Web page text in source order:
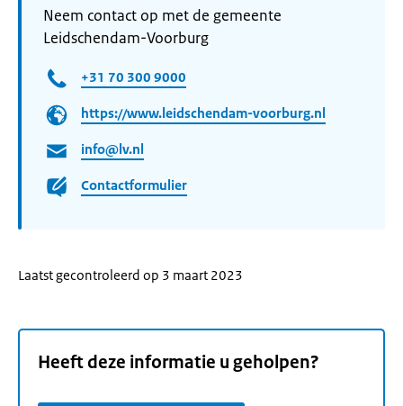
Neem contact op met de gemeente
Leidschendam-Voorburg
+31 70 300 9000
https://www.leidschendam-voorburg.nl
info@lv.nl
Contactformulier
Laatst gecontroleerd op 3 maart 2023
Heeft deze informatie u geholpen?